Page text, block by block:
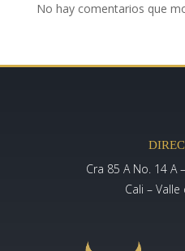
No hay comentarios que
Cra 85 A No. 14 A
Cali –